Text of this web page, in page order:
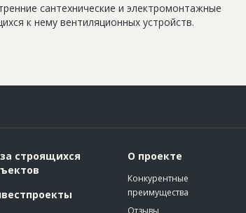
сантехнические и электромонтажные
к нему вентиляционных устройств.
строящихся
О проекте
Конкурентные
преимущества
Отзывы